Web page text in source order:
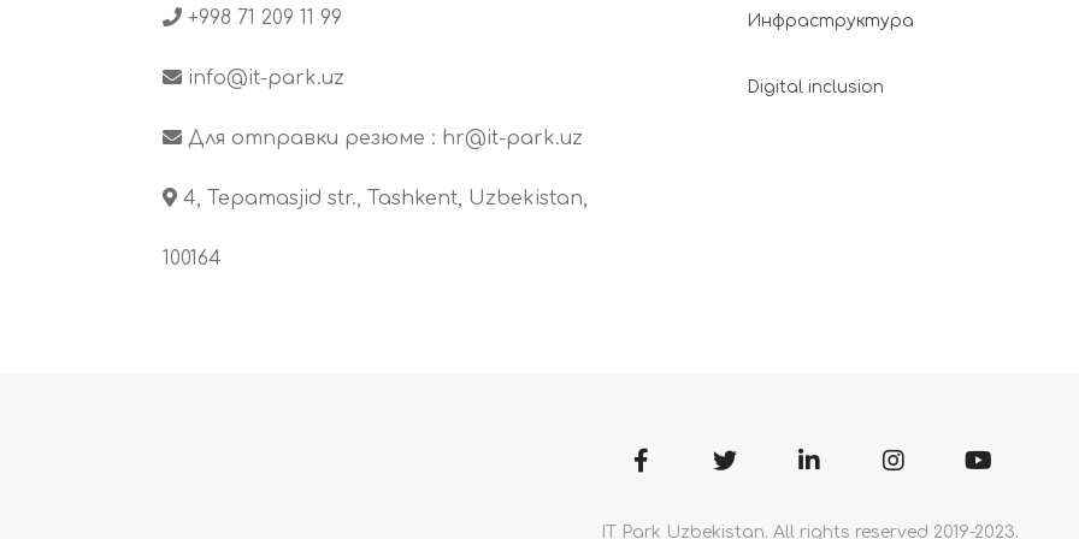
+998 71 209 11 99
info@it-park.uz
Для отправки резюме : hr@it-park.uz
4, Tepamasjid str., Tashkent, Uzbekistan,
100164
Инфраструктура
Digital inclusion
IT Park Uzbekistan. All rights reserved 2019-2023.